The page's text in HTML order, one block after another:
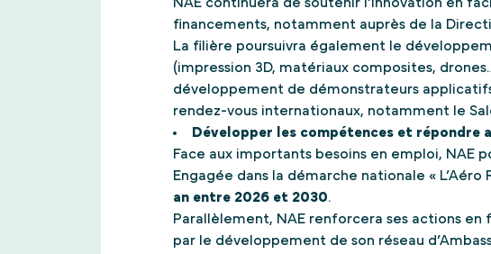
financements, notamment auprès de la
La filière poursuivra également le
(impression 3D, matériaux composites,
développement de démonstrateurs
rendez-vous internationaux, notamment le
Développer les compétences et répondre
Face aux importants besoins en emploi, NAE
Engagée dans la démarche nationale «
an entre 2026 et 2030.
Parallèlement, NAE renforcera ses actions
par le développement de son réseau